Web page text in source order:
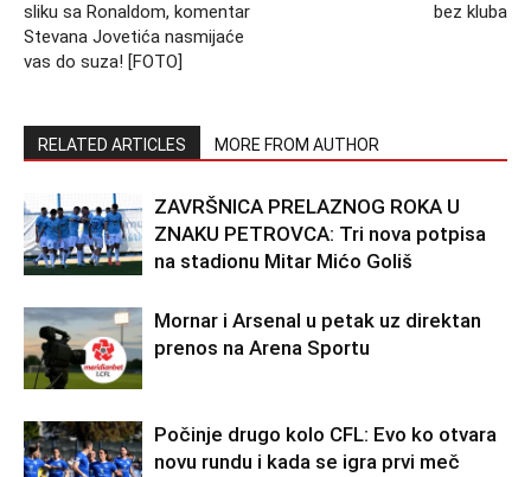
sliku sa Ronaldom, komentar
Stevana Jovetića nasmijaće
vas do suza! [FOTO]
bez kluba
RELATED ARTICLES MORE FROM AUTHOR
ZAVRŠNICA PRELAZNOG ROKA U
ZNAKU PETROVCA: Tri nova potpisa
na stadionu Mitar Mićo Goliš
Mornar i Arsenal u petak uz direktan
prenos na Arena Sportu
Počinje drugo kolo CFL: Evo ko otvara
novu rundu i kada se igra prvi meč